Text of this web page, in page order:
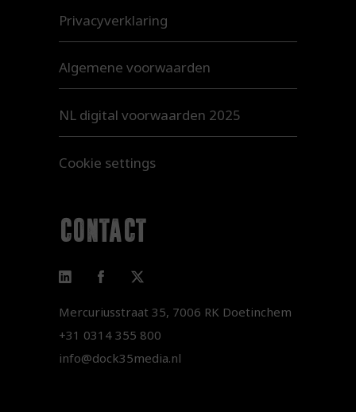
Privacyverklaring
Algemene voorwaarden
NL digital voorwaarden 2025
Cookie settings
contact
Mercuriusstraat 35, 7006 RK Doetinchem
+31 0314 355 800
info@dock35media.nl